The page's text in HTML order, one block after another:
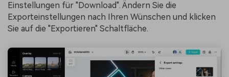
Einstellungen für "Download". Ändern Sie die
Exporteinstellungen nach Ihren Wünschen und klicken
Sie auf die "Exportieren" Schaltfläche.